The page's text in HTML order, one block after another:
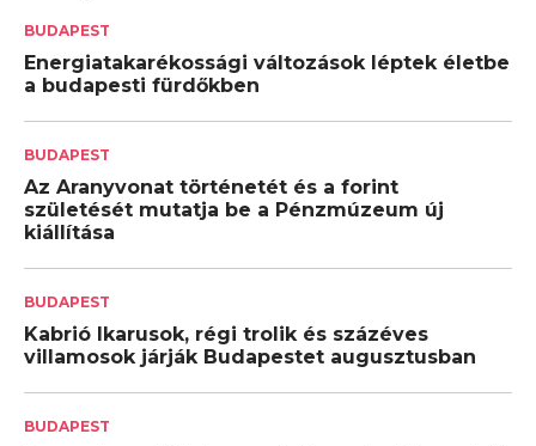
BUDAPEST
Energiatakarékossági változások léptek életbe
a budapesti fürdőkben
BUDAPEST
Az Aranyvonat történetét és a forint
születését mutatja be a Pénzmúzeum új
kiállítása
BUDAPEST
Kabrió Ikarusok, régi trolik és százéves
villamosok járják Budapestet augusztusban
BUDAPEST